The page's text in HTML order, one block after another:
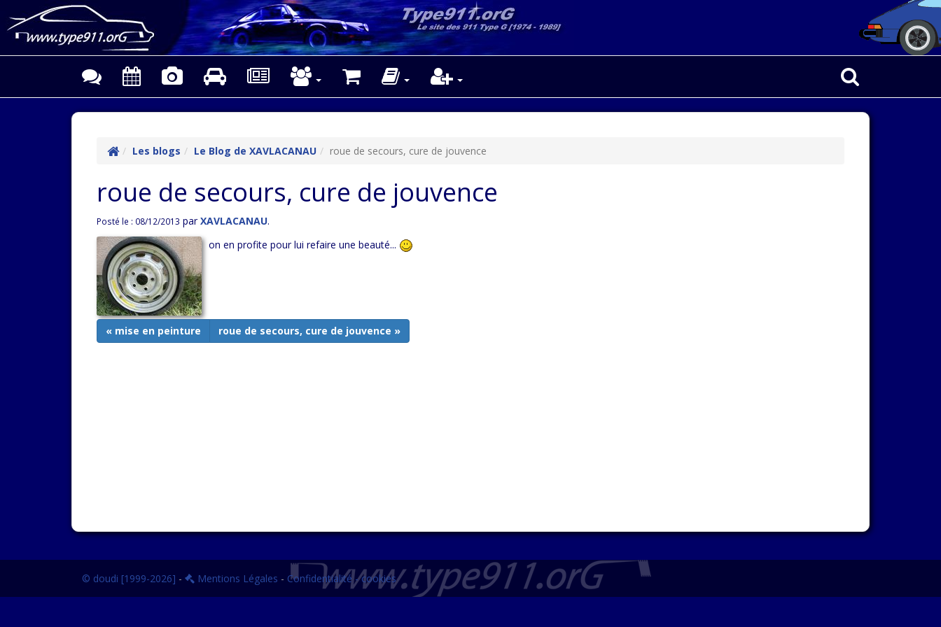
Les blogs Le Blog de XAVLACANAU roue de secours, cure de jouvence
roue de secours, cure de jouvence
Posté le : 08/12/2013 parXAVLACANAU.
on en profite pour lui refaire une beauté...
« mise en peinture roue de secours, cure de jouvence »
© doudi [1999-2026] - Mentions Légales - Confidentialité - cookies